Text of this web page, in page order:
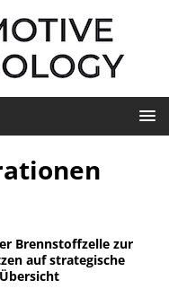
Brennstoffzelle zur
auf strategische